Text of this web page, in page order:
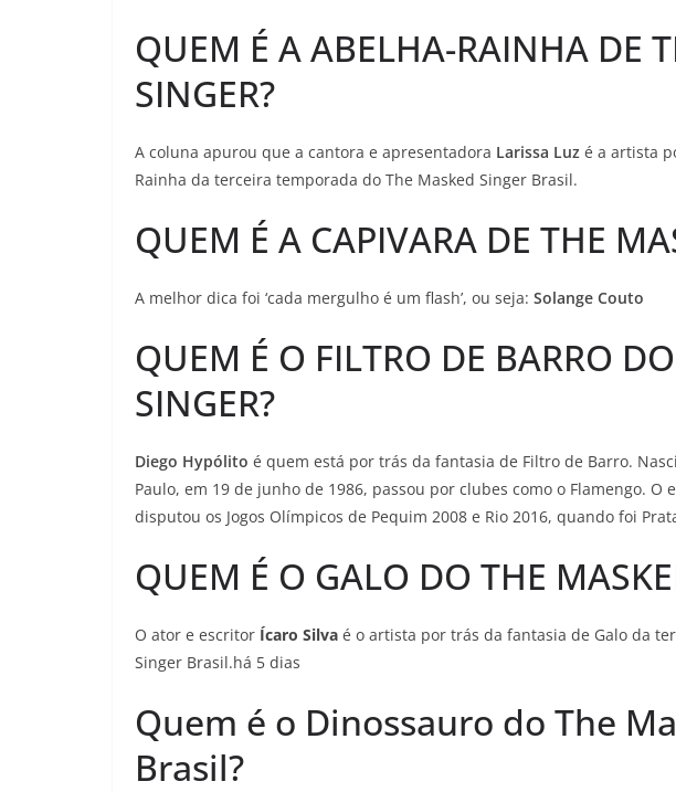
QUEM É A ABELHA-RAINHA DE
SINGER?
A coluna apurou que a cantora e apresentadora Larissa Luz é a artista
Rainha da terceira temporada do The Masked Singer Brasil.
QUEM É A CAPIVARA DE THE
A melhor dica foi ‘cada mergulho é um flash’, ou seja: Solange Couto
QUEM É O FILTRO DE BARRO
SINGER?
Diego Hypólito é quem está por trás da fantasia de Filtro de Barro.
Paulo, em 19 de junho de 1986, passou por clubes como o Flamengo.
disputou os Jogos Olímpicos de Pequim 2008 e Rio 2016, quando foi
QUEM É O GALO DO THE
O ator e escritor Ícaro Silva é o artista por trás da fantasia de Galo da
Singer Brasil.há 5 dias
Quem é o Dinossauro do The
Brasil?